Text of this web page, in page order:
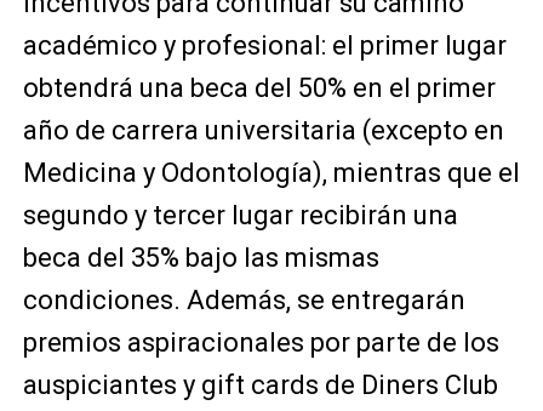
académico y profesional: el primer lugar
obtendrá una beca del 50% en el primer
año de carrera universitaria (excepto en
Medicina y Odontología), mientras que el
segundo y tercer lugar recibirán una
beca del 35% bajo las mismas
condiciones. Además, se entregarán
premios aspiracionales por parte de los
auspiciantes y gift cards de Diners Club